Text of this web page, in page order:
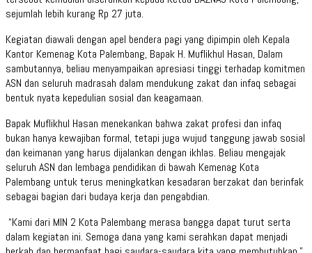
sejumlah lebih kurang Rp 27 juta.
Kegiatan diawali dengan apel bendera pagi yang dipimpin oleh Kepala
Kantor Kemenag Kota Palembang, Bapak H. Muflikhul Hasan, Dalam
sambutannya, beliau menyampaikan apresiasi tinggi terhadap komitmen
ASN dan seluruh madrasah dalam mendukung zakat dan infaq sebagai
bentuk nyata kepedulian sosial dan keagamaan.
Bapak Muflikhul Hasan menekankan bahwa zakat profesi dan infaq
bukan hanya kewajiban formal, tetapi juga wujud tanggung jawab sosial
dan keimanan yang harus dijalankan dengan ikhlas. Beliau mengajak
seluruh ASN dan lembaga pendidikan di bawah Kemenag Kota
Palembang untuk terus meningkatkan kesadaran berzakat dan berinfak
sebagai bagian dari budaya kerja dan pengabdian.
“Kami dari MIN 2 Kota Palembang merasa bangga dapat turut serta
dalam kegiatan ini. Semoga dana yang kami serahkan dapat menjadi